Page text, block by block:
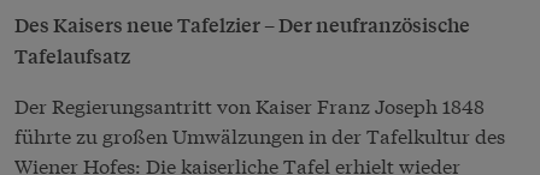
Des Kaisers neue Tafelzier – Der neufranzösische
Tafelaufsatz
Der Regierungsantritt von Kaiser Franz Joseph 1848
führte zu großen Umwälzungen in der Tafelkultur des
Wiener Hofes: Die kaiserliche Tafel erhielt wieder